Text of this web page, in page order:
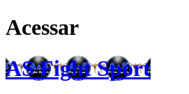
Acessar
AS Fight Sport